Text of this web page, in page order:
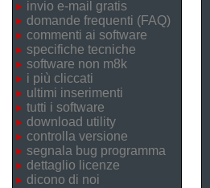
invio e-mail gratis
domande frequenti (FAQ)
commenti ai software
specifiche tecniche
software non m8k
i più cliccati
ultimi inserimenti
tutti i software
download utility
controlla versione
segnala bug programma
dettaglio licenze
dicono di noi